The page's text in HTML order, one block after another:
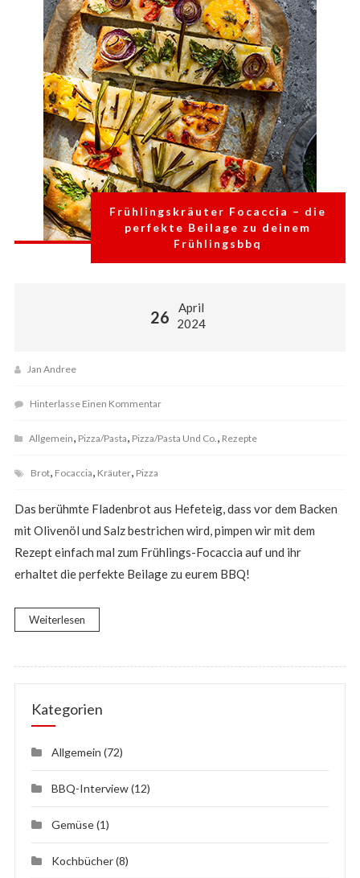
Frühlingskräuter Focaccia – die
perfekte Beilage zu deinem
Frühlingsbbq
26
April
2024
Jan Andree
Hinterlasse Einen Kommentar
Allgemein, Pizza/Pasta, Pizza/Pasta Und Co. , Rezepte
Brot, Focaccia, Kräuter, Pizza
Das berühmte Fladenbrot aus Hefeteig, dass vor dem Backen
mit Olivenöl und Salz bestrichen wird, pimpen wir mit dem
Rezept einfach mal zum Frühlings-Focaccia auf und ihr
erhaltet die perfekte Beilage zu eurem BBQ!
Weiterlesen
Kategorien
Allgemein (72)
BBQ-Interview(12)
Gemüse(1)
Kochbücher(8)